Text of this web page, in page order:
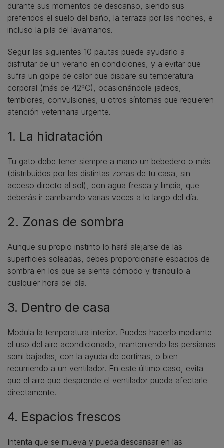
durante sus momentos de descanso, siendo sus
preferidos el suelo del baño, la terraza por las noches, e
incluso la pila del lavamanos.
Seguir las siguientes 10 pautas puede ayudarlo a
disfrutar de un verano en condiciones, y a evitar que
sufra un golpe de calor que dispare su temperatura
corporal (más de 42ºC), ocasionándole jadeos,
temblores, convulsiones, u otros síntomas que requieren
atención veterinaria urgente.
1. La hidratación
Tu gato debe tener siempre a mano un bebedero o más
(distribuidos por las distintas zonas de tu casa, sin
acceso directo al sol), con agua fresca y limpia, que
deberás ir cambiando varias veces a lo largo del día.
2. Zonas de sombra
Aunque su propio instinto lo hará alejarse de las
superficies soleadas, debes proporcionarle espacios de
sombra en los que se sienta cómodo y tranquilo a
cualquier hora del día.
3. Dentro de casa
Modula la temperatura interior. Puedes hacerlo mediante
el uso del aire acondicionado, manteniendo las persianas
semi bajadas, con la ayuda de cortinas, o bien
recurriendo a un ventilador. En este último caso, evita
que el aire que desprende el ventilador pueda afectarle
directamente.
4. Espacios frescos
Intenta que se mueva y pueda descansar en las